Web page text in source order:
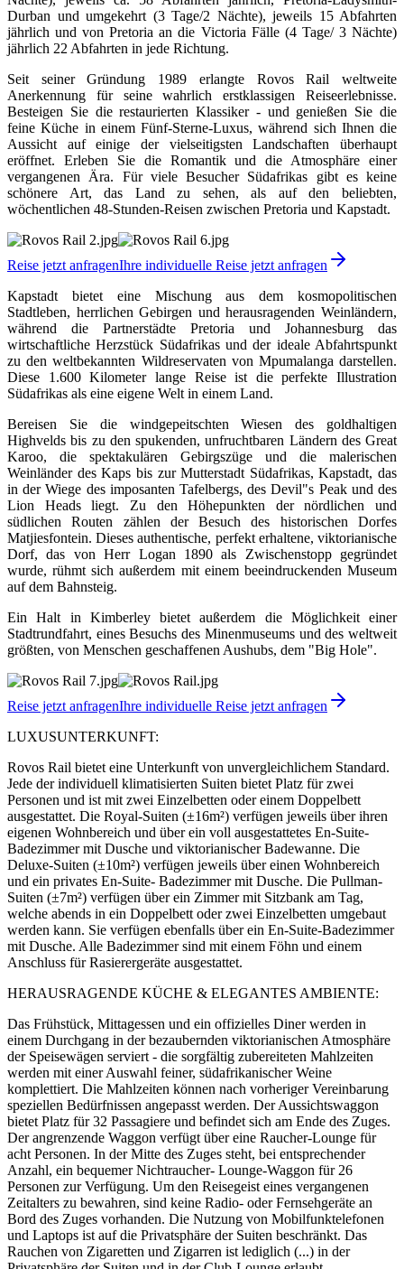
Durban und umgekehrt (3 Tage/2 Nächte), jeweils 15 Abfahrten
jährlich und von Pretoria an die Victoria Fälle (4 Tage/ 3 Nächte)
jährlich 22 Abfahrten in jede Richtung.
Seit seiner Gründung 1989 erlangte Rovos Rail weltweite
Anerkennung für seine wahrlich erstklassigen Reiseerlebnisse.
Besteigen Sie die restaurierten Klassiker - und genießen Sie die
feine Küche in einem Fünf-Sterne-Luxus, während sich Ihnen die
Aussicht auf einige der vielseitigsten Landschaften überhaupt
eröffnet. Erleben Sie die Romantik und die Atmosphäre einer
vergangenen Ära. Für viele Besucher Südafrikas gibt es keine
schönere Art, das Land zu sehen, als auf den beliebten,
wöchentlichen 48-Stunden-Reisen zwischen Pretoria und Kapstadt.
Reise jetzt anfragenIhre individuelle Reise jetzt anfragen
Kapstadt bietet eine Mischung aus dem kosmopolitischen
Stadtleben, herrlichen Gebirgen und herausragenden Weinländern,
während die Partnerstädte Pretoria und Johannesburg das
wirtschaftliche Herzstück Südafrikas und der ideale Abfahrtspunkt
zu den weltbekannten Wildreservaten von Mpumalanga darstellen.
Diese 1.600 Kilometer lange Reise ist die perfekte Illustration
Südafrikas als eine eigene Welt in einem Land.
Bereisen Sie die windgepeitschten Wiesen des goldhaltigen
Highvelds bis zu den spukenden, unfruchtbaren Ländern des Great
Karoo, die spektakulären Gebirgszüge und die malerischen
Weinländer des Kaps bis zur Mutterstadt Südafrikas, Kapstadt, das
in der Wiege des imposanten Tafelbergs, des Devil"s Peak und des
Lion Heads liegt. Zu den Höhepunkten der nördlichen und
südlichen Routen zählen der Besuch des historischen Dorfes
Matjiesfontein. Dieses authentische, perfekt erhaltene, viktorianische
Dorf, das von Herr Logan 1890 als Zwischenstopp gegründet
wurde, rühmt sich außerdem mit einem beeindruckenden Museum
auf dem Bahnsteig.
Ein Halt in Kimberley bietet außerdem die Möglichkeit einer
Stadtrundfahrt, eines Besuchs des Minenmuseums und des weltweit
größten, von Menschen geschaffenen Aushubs, dem "Big Hole".
Reise jetzt anfragenIhre individuelle Reise jetzt anfragen
LUXUSUNTERKUNFT:
Rovos Rail bietet eine Unterkunft von unvergleichlichem Standard.
Jede der individuell klimatisierten Suiten bietet Platz für zwei
Personen und ist mit zwei Einzelbetten oder einem Doppelbett
ausgestattet. Die Royal-Suiten (±16m²) verfügen jeweils über ihren
eigenen Wohnbereich und über ein voll ausgestattetes En-Suite-
Badezimmer mit Dusche und viktorianischer Badewanne. Die
Deluxe-Suiten (±10m²) verfügen jeweils über einen Wohnbereich
und ein privates En-Suite- Badezimmer mit Dusche. Die Pullman-
Suiten (±7m²) verfügen über ein Zimmer mit Sitzbank am Tag,
welche abends in ein Doppelbett oder zwei Einzelbetten umgebaut
werden kann. Sie verfügen ebenfalls über ein En-Suite-Badezimmer
mit Dusche. Alle Badezimmer sind mit einem Föhn und einem
Anschluss für Rasierergeräte ausgestattet.
HERAUSRAGENDE KÜCHE & ELEGANTES AMBIENTE:
Das Frühstück, Mittagessen und ein offizielles Diner werden in
einem Durchgang in der bezaubernden viktorianischen Atmosphäre
der Speisewägen serviert - die sorgfältig zubereiteten Mahlzeiten
werden mit einer Auswahl feiner, südafrikanischer Weine
komplettiert. Die Mahlzeiten können nach vorheriger Vereinbarung
speziellen Bedürfnissen angepasst werden. Der Aussichtswaggon
bietet Platz für 32 Passagiere und befindet sich am Ende des Zuges.
Der angrenzende Waggon verfügt über eine Raucher-Lounge für
acht Personen. In der Mitte des Zuges steht, bei entsprechender
Anzahl, ein bequemer Nichtraucher- Lounge-Waggon für 26
Personen zur Verfügung. Um den Reisegeist eines vergangenen
Zeitalters zu bewahren, sind keine Radio- oder Fernsehgeräte an
Bord des Zuges vorhanden. Die Nutzung von Mobilfunktelefonen
und Laptops ist auf die Privatsphäre der Suiten beschränkt. Das
Rauchen von Zigaretten und Zigarren ist lediglich (...) in der